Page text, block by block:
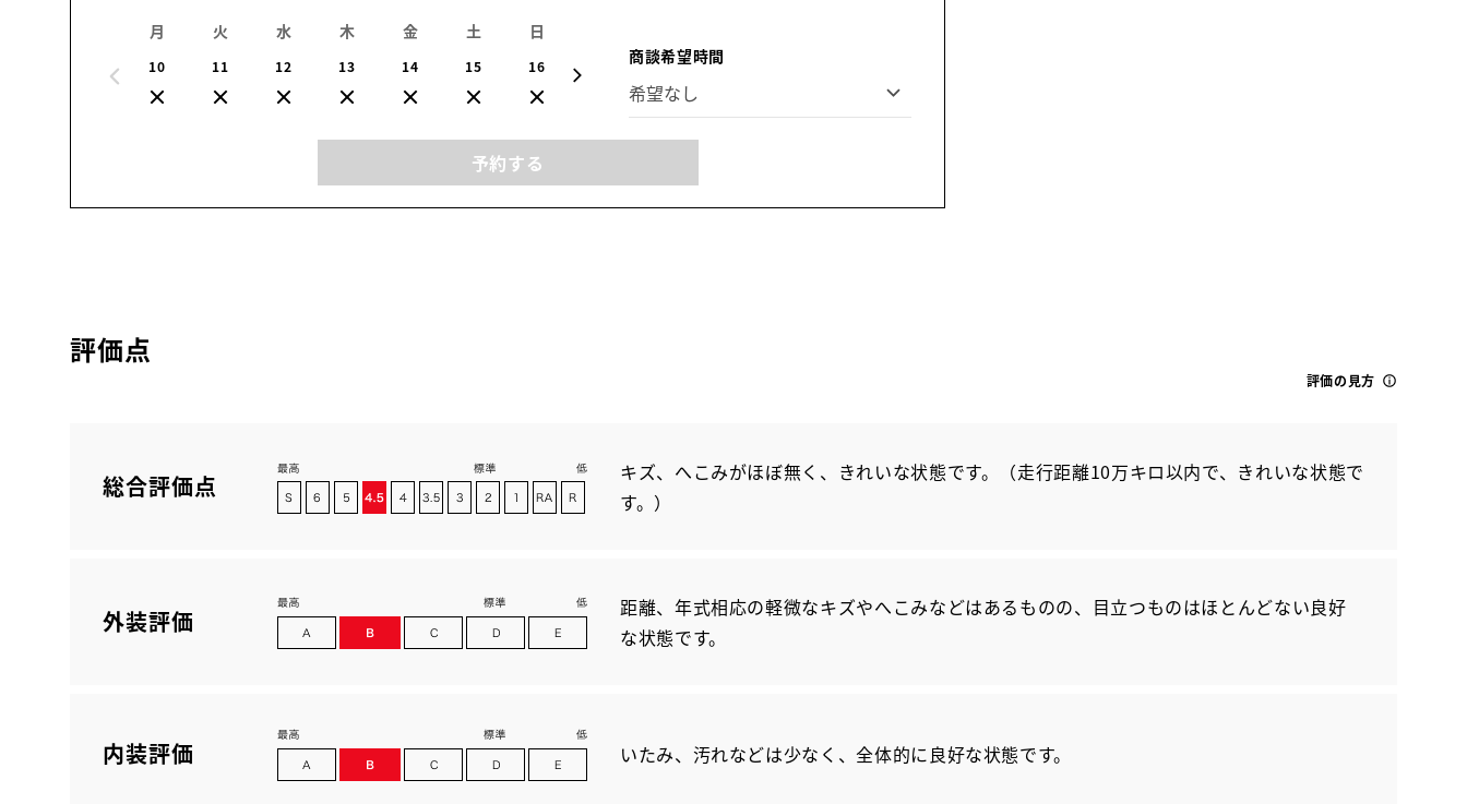
月
10
火
11
水
12
木
13
金
14
土
15
日
16 18 19
商談希望時間
予約する
評価点
評価の見方
総合評価点
キズ、へこみがほぼ無く、きれいな状態です。（走行距離10万キロ以内で、きれいな状態で
す。）
外装評価
距離、年式相応の軽微なキズやへこみなどはあるものの、目立つものはほとんどない良好
な状態です。
内装評価 いたみ、汚れなどは少なく、全体的に良好な状態です。